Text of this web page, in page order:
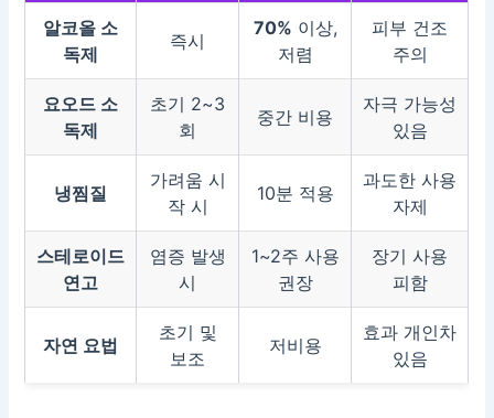
알코올 소
독제
즉시
70% 이상,
저렴
피부 건조
주의
요오드 소
독제
초기 2~3
회
중간 비용
자극 가능성
있음
냉찜질
가려움 시
작 시
10분 적용
과도한 사용
자제
스테로이드
연고
염증 발생
시
1~2주 사용
권장
장기 사용
피함
자연 요법
초기 및
보조
저비용
효과 개인차
있음